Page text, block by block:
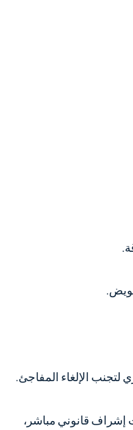
لتجنب الإلغاء المفاجئ.
إشراف قانوني مباشر،